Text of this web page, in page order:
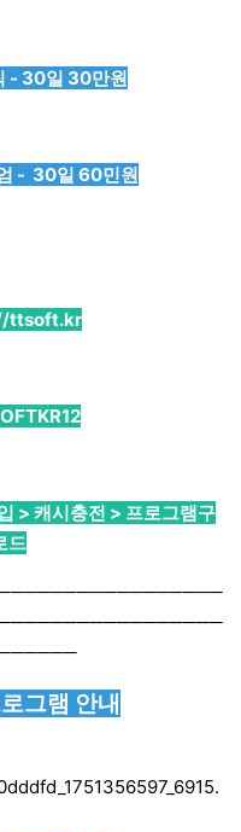
- 30일 30만원
- 30일 60민원
ttsoft.kr
> 캐시충전 > 프로그램구
드
그램 안내